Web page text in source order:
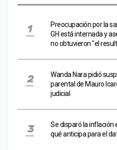
Preocupación por la
GH está internada y
no obtuvieron "el
Wanda Nara pidió
parental de Mauro
judicial
Se disparó la inflación
qué anticipa para el